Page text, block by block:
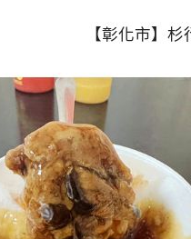
【彰化市】